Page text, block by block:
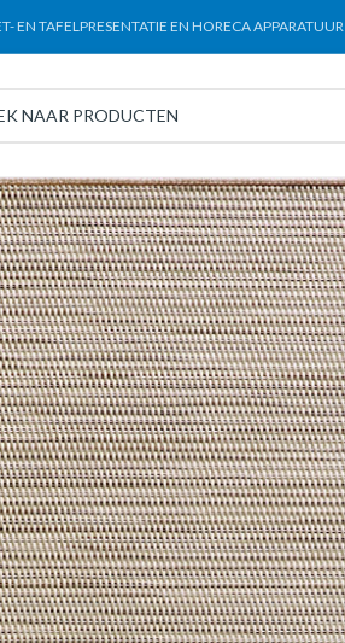
EN TAFELPRESENTATIE EN HORECA APPARATUUR